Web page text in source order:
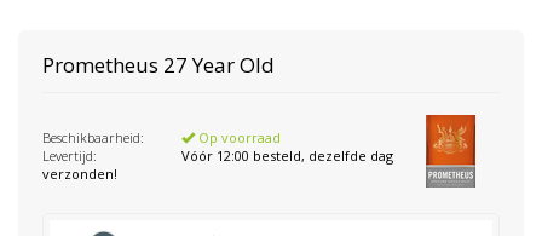
Prometheus 27 Year Old
Beschikbaarheid:
Op voorraad
Levertijd:
Vóór 12:00 besteld, dezelfde dag
verzonden!